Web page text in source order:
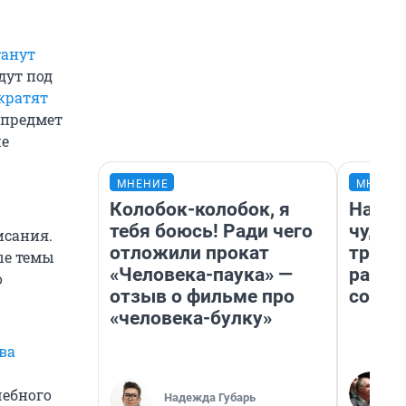
под
темы
МНЕНИЕ
Колобок-колобок, я
тебя боюсь! Ради чего
отложили прокат
«Человека-паука» —
отзыв о фильме про
«человека-булку»
Надежда Губарь